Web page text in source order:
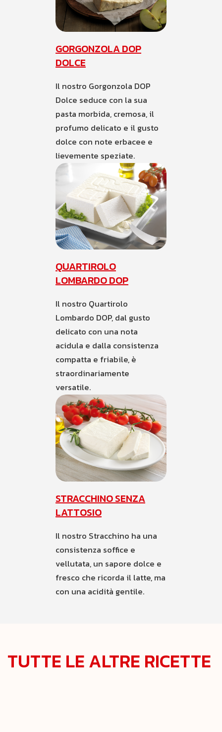
GORGONZOLA DOP
DOLCE
Il nostro Gorgonzola DOP
Dolce seduce con la sua
pasta morbida, cremosa, il
profumo delicato e il gusto
dolce con note erbacee e
lievemente speziate.
QUARTIROLO
LOMBARDO DOP
Il nostro Quartirolo
Lombardo DOP, dal gusto
delicato con una nota
acidula e dalla consistenza
compatta e friabile, è
straordinariamente
versatile.
STRACCHINO SENZA
LATTOSIO
Il nostro Stracchino ha una
consistenza soffice e
vellutata, un sapore dolce e
fresco che ricorda il latte, ma
con una acidità gentile.
TUTTE LE ALTRE RICETTE